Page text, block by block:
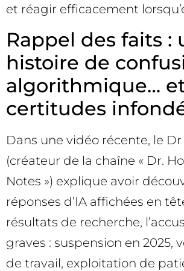
et réagir efficacement
Rappel des faits :
histoire de
algorithmique…
certitudes
Dans une vidéo récente, le
(créateur de la chaîne « Dr.
Notes ») explique avoir
réponses d’IA affichées en
résultats de recherche,
graves : suspension en 2025,
de travail, exploitation de